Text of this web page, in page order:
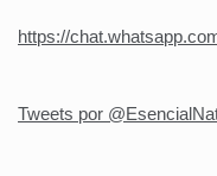
https://
Tweets por